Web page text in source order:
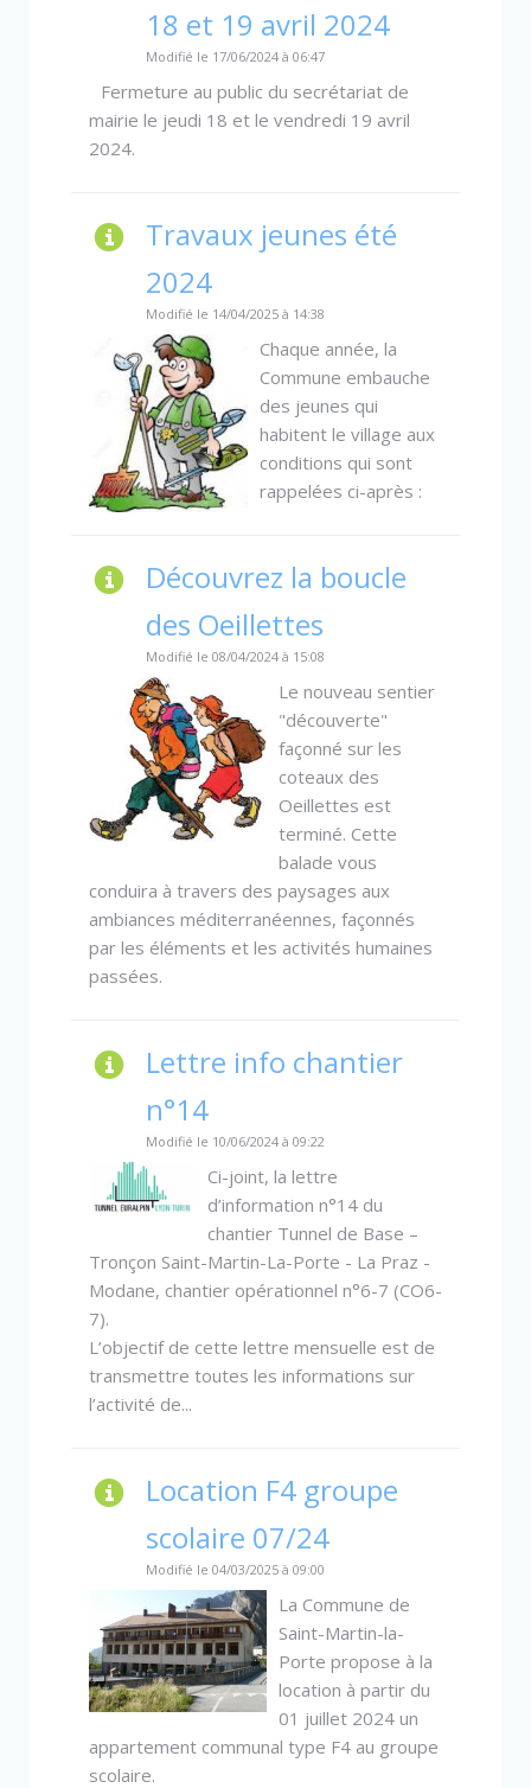
18 et 19 avril 2024
Modifié le 17/06/2024 à 06:47
Fermeture au public du secrétariat de
mairie le jeudi 18 et le vendredi 19 avril
2024.
Travaux jeunes été
2024
Modifié le 14/04/2025 à 14:38
Chaque année, la
Commune embauche
des jeunes qui
habitent le village aux
conditions qui sont
rappelées ci-après :
Découvrez la boucle
des Oeillettes
Modifié le 08/04/2024 à 15:08
Le nouveau sentier
"découverte"
façonné sur les
coteaux des
Oeillettes est
terminé. Cette
balade vous
conduira à travers des paysages aux
ambiances méditerranéennes, façonnés
par les éléments et les activités humaines
passées.
Lettre info chantier
n°14
Modifié le 10/06/2024 à 09:22
Ci-joint, la lettre
d’information n°14 du
chantier Tunnel de Base –
Tronçon Saint-Martin-La-Porte - La Praz -
Modane, chantier opérationnel n°6-7 (CO6-
7).
L’objectif de cette lettre mensuelle est de
transmettre toutes les informations sur
l’activité de...
Location F4 groupe
scolaire 07/24
Modifié le 04/03/2025 à 09:00
La Commune de
Saint-Martin-la-
Porte propose à la
location à partir du
01 juillet 2024 un
appartement communal type F4 au groupe
scolaire.